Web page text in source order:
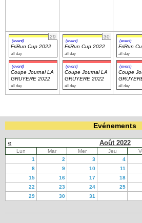
29
(event)
FriRun Cup 2022
all day
(event)
Coupe Journal LA
GRUYERE 2022
all day
30
(event)
FriRun Cup 2022
all day
(event)
Coupe Journal LA
GRUYERE 2022
all day
(event)
FriRun
all day
(event)
Coupe
all day
Evénements
« Août 2022
Lun Mar Mer Jeu
1
2 3 4
8
9 10 11
15
16 17 18
22
23 24 25
29
30 31